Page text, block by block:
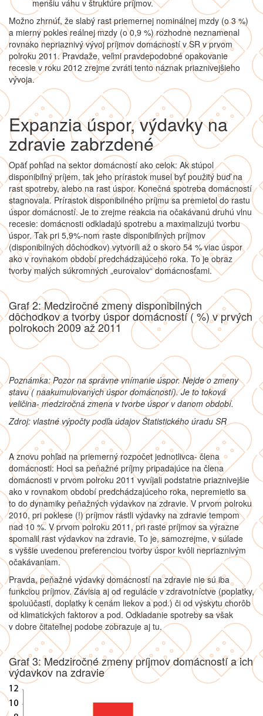
menšiu váhu v štruktúre príjmov.
Možno zhrnúť, že slabý rast priemernej nominálnej mzdy (o 3 %)
a mierny pokles reálnej mzdy (o 0,9 %) rozhodne neznamenal
rovnako nepriaznivý vývoj príjmov domácností v SR v prvom
polroku 2011. Pravdaže, veľmi pravdepodobné opakovanie
recesie v roku 2012 zrejme zvráti tento náznak priaznivejšieho
vývoja.
Expanzia úspor, výdavky na
zdravie zabrzdené
Opäť pohľad na sektor domácností ako celok: Ak stúpol
disponibilný príjem, tak jeho prírastok musel byť použitý buď na
rast spotreby, alebo na rast úspor. Konečná spotreba domácností
stagnovala. Prírastok disponibilného príjmu sa premietol do rastu
úspor domácností. Je to zrejme reakcia na očakávanú druhú vlnu
recesie: domácnosti odkladajú spotrebu a maximalizujú tvorbu
úspor. Tak pri 5,9%-nom raste disponibilných príjmov
(disponibilných dôchodkov) vytvorili až o skoro 54 % viac úspor
ako v rovnakom období predchádzajúceho roka. To je obraz
tvorby malých súkromných „eurovalov“ domácnosťami.
Graf 2: Medziročné zmeny disponibilných
dôchodkov a tvorby úspor domácností ( %) v prvých
polrokoch 2009 až 2011
Poznámka: Pozor na správne vnímanie úspor. Nejde o zmeny
stavu ( naakumulovaných úspor domácností). Je to toková
veličina- medziročná zmena v tvorbe úspor v danom období.
Zdroj: vlastné výpočty podľa údajov Štatistického úradu SR
A znovu pohľad na priemerný rozpočet jednotlivca- člena
domácnosti: Hoci sa peňažné príjmy pripadajúce na člena
domácnosti v prvom polroku 2011 vyvíjali podstatne priaznivejšie
ako v rovnakom období predchádzajúceho roka, nepremietlo sa
to do dynamiky peňažných výdavkov na zdravie. V prvom polroku
2010, pri poklese (!) príjmov rástli výdavky na zdravie tempom
nad 10 %. V prvom polroku 2011, pri raste príjmov sa výrazne
spomalil rast výdavkov na zdravie. To je, samozrejme, v súlade
s vyššie uvedenou preferenciou tvorby úspor kvôli nepriaznivým
očakávaniam.
Pravda, peňažné výdavky domácností na zdravie nie sú iba
funkciou príjmov. Závisia aj od regulácie v zdravotníctve (poplatky,
spoluúčasti, doplatky k cenám liekov a pod.) či od výskytu chorôb
od klimatických faktorov a pod. Odkladanie spotreby sa však
v dobre čitateľnej podobe zobrazuje aj tu.
Graf 3: Medziročné zmeny príjmov domácností a ich
výdavkov na zdravie